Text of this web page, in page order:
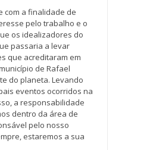
com a finalidade de
pelo trabalho e o
os idealizadores do
passaria a levar
que acreditaram em
de Rafael
do planeta. Levando
eventos ocorridos na
a responsabilidade
dentro da área de
pelo nosso
estaremos a sua